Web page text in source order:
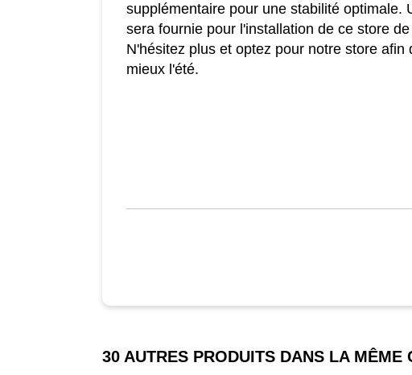
supplémentaire pour une stabilité optimale.
sera fournie pour l'installation de ce store
N'hésitez plus et optez pour notre store afin
mieux l'été.
30 AUTRES PRODUITS DANS LA MÊME